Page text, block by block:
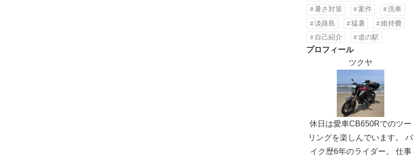
暑さ対策
案件
洗車
淡路島
猛暑
維持費
自己紹介
道の駅
プロフィール
ツクヤ
休日は愛車CB650Rでのツー
リングを楽しんでいます。 バ
イク歴6年のライダー。 仕事